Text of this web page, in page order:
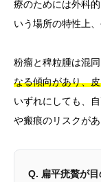
療のためには外科
いう場所の特性上
粉瘤と稗粒腫は混
なる傾向があり、
いずれにしても、
や瘢痕のリスクが
Q. 扁平疣贅が